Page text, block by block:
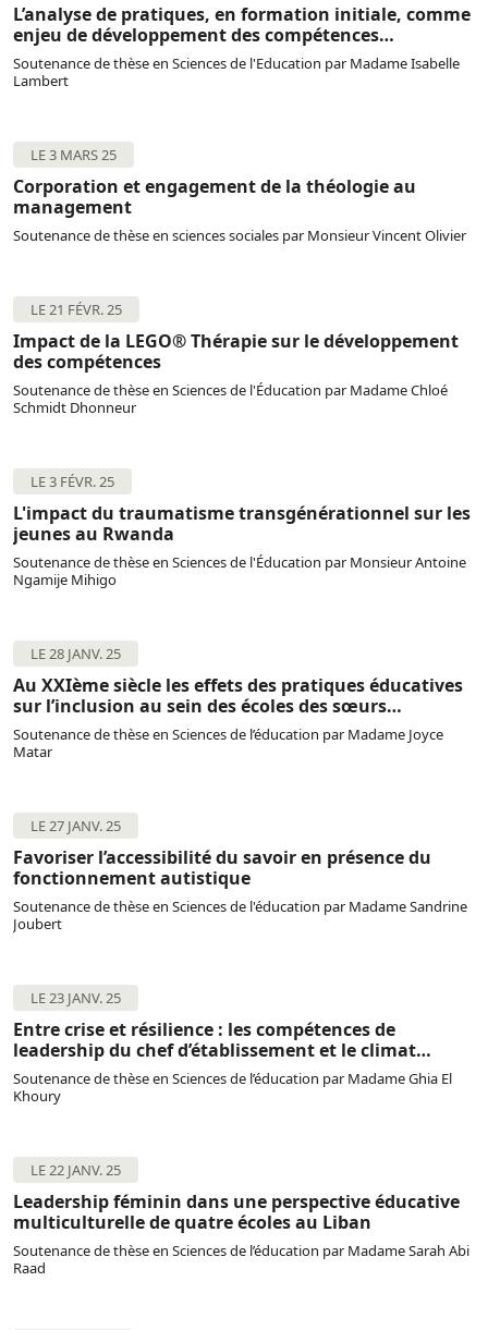
L’analyse de pratiques, en formation initiale, comme
enjeu de développement des compétences
émotionnelles de futurs professeurs des écoles
Soutenance de thèse en Sciences de l'Education par Madame Isabelle
Lambert
LE 3 MARS 25
Corporation et engagement de la théologie au
management
Soutenance de thèse en sciences sociales par Monsieur Vincent Olivier
LE 21 FÉVR. 25
Impact de la LEGO® Thérapie sur le développement
des compétences
Soutenance de thèse en Sciences de l'Éducation par Madame Chloé
Schmidt Dhonneur
LE 3 FÉVR. 25
L'impact du traumatisme transgénérationnel sur les
jeunes au Rwanda
Soutenance de thèse en Sciences de l'Éducation par Monsieur Antoine
Ngamije Mihigo
LE 28 JANV. 25
Au XXIème siècle les effets des pratiques éducatives
sur l’inclusion au sein des écoles des sœurs
catholiques Chouérites au Liban – Ceux qui chantent
prient deux fois
Soutenance de thèse en Sciences de l’éducation par Madame Joyce
Matar
LE 27 JANV. 25
Favoriser l’accessibilité du savoir en présence du
fonctionnement autistique
Soutenance de thèse en Sciences de l'éducation par Madame Sandrine
Joubert
LE 23 JANV. 25
Entre crise et résilience : les compétences de
leadership du chef d’établissement et le climat
scolaire favorable à l’éducation inclusive dans quatre
établissements scolaires libanais
Soutenance de thèse en Sciences de l’éducation par Madame Ghia El
Khoury
LE 22 JANV. 25
Leadership féminin dans une perspective éducative
multiculturelle de quatre écoles au Liban
Soutenance de thèse en Sciences de l’éducation par Madame Sarah Abi
Raad